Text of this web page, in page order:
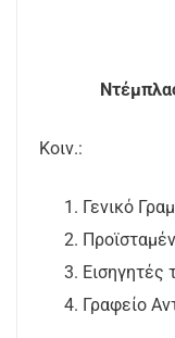
Ντέμπλας
Κοιν.:
Γενικό
Εισηγητές
Γραφείο